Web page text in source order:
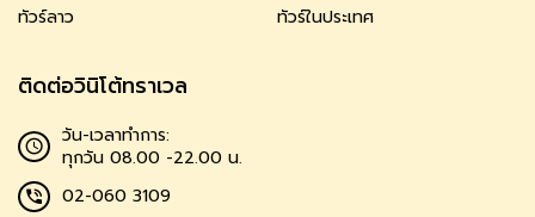
ทัวร์ลาว
ทัวร์ในประเทศ
ติดต่อวินิโต้ทราเวล
วัน-เวลาทำการ:
ทุกวัน 08.00 -22.00 น.
02-060 3109